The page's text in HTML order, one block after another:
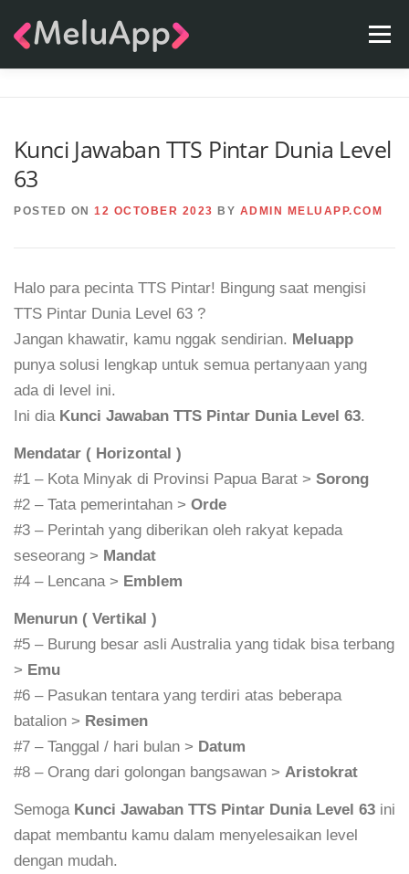
Menu
Kunci Jawaban TTS Pintar Dunia Level
63
POSTED ON 12 OCTOBER 2023 BY ADMIN MELUAPP.COM
Halo para pecinta TTS Pintar! Bingung saat mengisi
TTS Pintar Dunia Level 63 ?
Jangan khawatir, kamu nggak sendirian. Meluapp
punya solusi lengkap untuk semua pertanyaan yang
ada di level ini.
Ini dia Kunci Jawaban TTS Pintar Dunia Level 63.
Mendatar ( Horizontal )
#1 – Kota Minyak di Provinsi Papua Barat > Sorong
#2 – Tata pemerintahan > Orde
#3 – Perintah yang diberikan oleh rakyat kepada
seseorang > Mandat
#4 – Lencana > Emblem
Menurun ( Vertikal )
#5 – Burung besar asli Australia yang tidak bisa terbang
> Emu
#6 – Pasukan tentara yang terdiri atas beberapa
batalion > Resimen
#7 – Tanggal / hari bulan > Datum
#8 – Orang dari golongan bangsawan > Aristokrat
Semoga Kunci Jawaban TTS Pintar Dunia Level 63 ini
dapat membantu kamu dalam menyelesaikan level
dengan mudah.